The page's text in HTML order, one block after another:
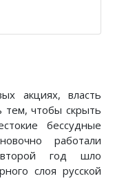
акциях, власть
тем, чтобы скрыть
бессудные
работали
второй год шло
слоя русской